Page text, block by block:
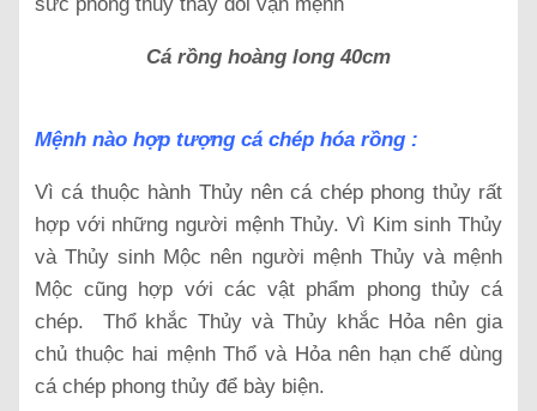
Cá rồng hoàng long 40cm
Mệnh nào hợp tượng cá chép hóa rồng :
Vì cá thuộc hành Thủy nên cá chép phong thủy rất
hợp với những người mệnh Thủy. Vì Kim sinh Thủy
và Thủy sinh Mộc nên người mệnh Thủy và mệnh
Mộc cũng hợp với các vật phẩm phong thủy cá
chép. Thổ khắc Thủy và Thủy khắc Hỏa nên gia
chủ thuộc hai mệnh Thổ và Hỏa nên hạn chế dùng
cá chép phong thủy để bày biện.